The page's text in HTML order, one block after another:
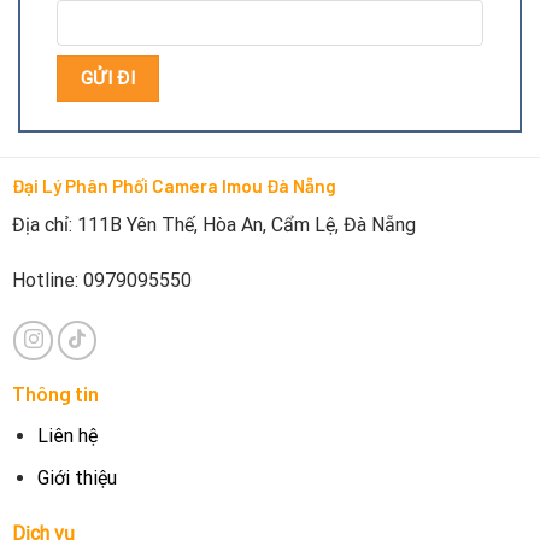
Thông số kỹ thuật nguồn camera Imou IPC-S6DP-
Sử dụng cho Camera Imou, Camera IP an ninh Yoosee,
Đại Lý Phân Phối Camera Imou Đà Nẵng
Địa chỉ: 111B Yên Thế, Hòa An, Cẩm Lệ, Đà Nẵng
Hotline: 0979095550
Thông tin
Liên hệ
Giới thiệu
Dịch vụ